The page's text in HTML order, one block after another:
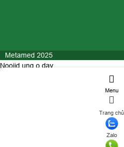
Metamed 2025
Menu
Trang chủ
Zalo
Nooijd ung o day